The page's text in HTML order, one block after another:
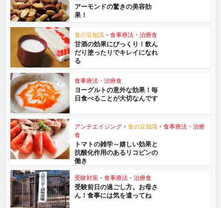
アーモンドの驚きの美容効
果！
食の豆知識 • 食事療法・治療食
甘酒の効果にびっくり！飲ん
だり塗ったりでキレイになれ
る
食事療法・治療食
ヨーグルトの意外な効果！毎
日食べることが大切なんです
アンチエイジング • 食の豆知識 • 食事療法・治療
食
トマトの雑学～嬉しい効果と
抗酸化作用のあるリコピンの
働き
受験対策 • 食事療法・治療食
受験前日の過ごし方。お母さ
ん！食事には気を遣ってね